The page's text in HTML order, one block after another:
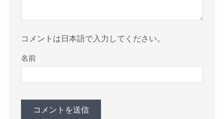
コメントは日本語で入力してください。
名前